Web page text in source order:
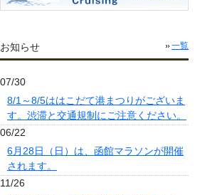
お知らせ 一覧
07/30
8/1～8/5ははこだて港まつりがございま
す。渋滞と交通規制にご注意ください。
06/22
6月28日（日）は、函館マラソンが開催
されます。
11/26